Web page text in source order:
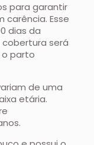
para garantir
Esse
dias da
cobertura será
o parto
de uma
etária.